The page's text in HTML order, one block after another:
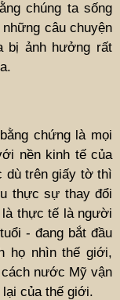
chúng ta sống
câu chuyện
bị ảnh hưởng rất
chứng là mọi
nền kinh tế của
dù trên giấy tờ thì
thực sự thay đổi
là thực tế là người
- đang bắt đầu
họ nhìn thế giới,
nước Mỹ vận
của thế giới.